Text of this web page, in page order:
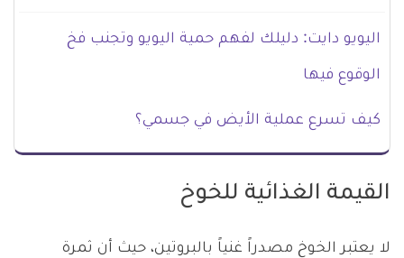
اليويو دايت: دليلك لفهم حمية اليويو وتجنب فخ
الوقوع فيها
كيف تسرع عملية الأيض في جسمي؟
القيمة الغذائية للخوخ
لا يعتبر الخوخ مصدراً غنياً بالبروتين، حيث أن ثمرة